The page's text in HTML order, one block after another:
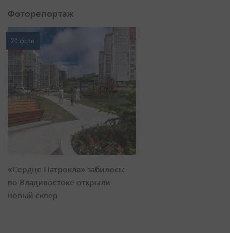
Фоторепортаж
20 фото
«Сердце Патрокла» забилось:
во Владивостоке открыли
новый сквер